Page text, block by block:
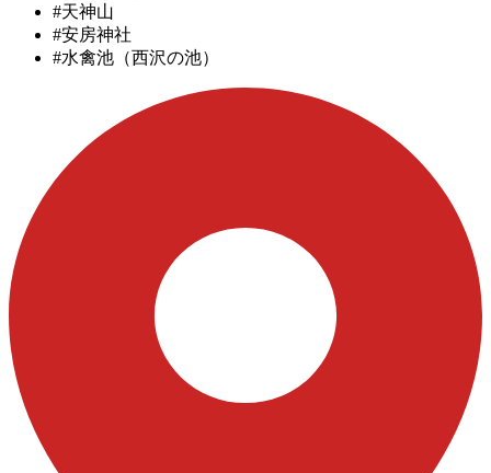
#天神山
#安房神社
#水禽池（西沢の池）